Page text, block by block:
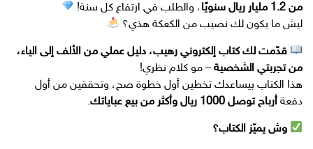
من 1.2 مليار ريال سنويًا
، والطلب في ارتفاع كل سنة!
ليش ما يكون لك نصيب من الكعكة هذي؟
قدّمت لك كتاب إلكتروني رهيب، دليل عملي من الألف إلى الياء،
من تجربتي الشخصية – مو كلام نظري!
هذا الكتاب بيساعدك تخطين أول خطوة صح، وتحققين من أول
دفعة أرباح توصل 1000 ريال وأكثر من بيع عباياتك .
وش يميّز الكتاب؟